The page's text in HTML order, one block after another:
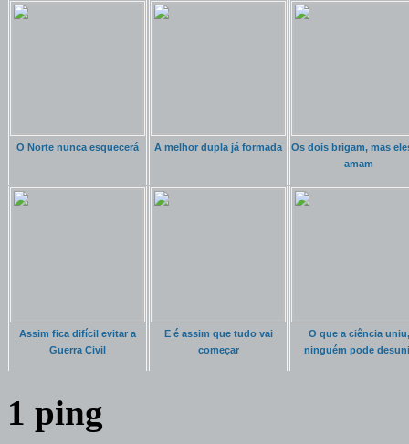
O Norte nunca esquecerá A melhor dupla já formada
Os dois brigam, mas
amam
Assim fica difícil evitar a
Guerra Civil
E é assim que tudo vai
começar
O que a ciência uniu,
ninguém pode
1 ping